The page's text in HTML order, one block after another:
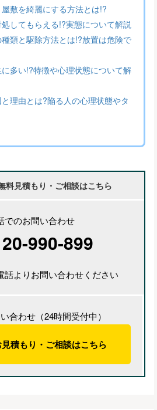
敷を綺麗にする方法とは!?
してもらえる!?実態について解説
類と駆除方法とは!?放置は危険で
多い!?特徴や心理状態について解
理由とは?陥る人の心理状態やタ
料見積もり・ご相談はこちら
でのお問い合わせ
990-899
話よりお問い合わせください
合わせ（24時間受付中）
積もり・ご相談はこちら